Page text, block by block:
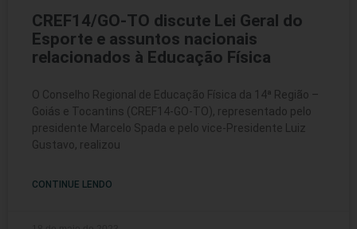
CREF14/GO-TO discute Lei Geral do
Esporte e assuntos nacionais
relacionados à Educação Física
O Conselho Regional de Educação Física da 14ª Região –
Goiás e Tocantins (CREF14-GO-TO), representado pelo
presidente Marcelo Spada e pelo vice-Presidente Luiz
Gustavo, realizou
CONTINUE LENDO